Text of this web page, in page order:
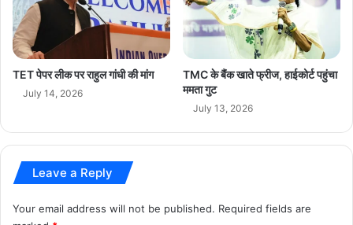
ले
म
ची
ह
ल
जं
ग
,
र
लो
वा
TET पेपर लीक पर राहुल गांधी की मांग
July 14, 2026
TMC के बैंक खाते फ्रीज, हाईकोर्ट पहुंचा
ममता गुट
July 13, 2026
Leave a Reply
Your email address will not be published. Required fields are